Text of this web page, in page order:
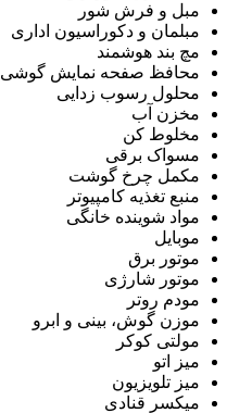
مبل و فرش شور
مبلمان و دکوراسیون اداری
مچ بند هوشمند
محافظ صفحه نمایش گوشی
محلول رسوب زدایی
مخزن آب
مخلوط کن
مسواک برقی
مکمل چرخ گوشت
منبع تغذیه کامپیوتر
مواد شوینده خانگی
موبایل
موتور برق
موتور شارژی
مودم روتر
موزن گوش، بینی و ابرو
مولتی کوکر
میز اتو
میز تلویزیون
میکسر قنادی